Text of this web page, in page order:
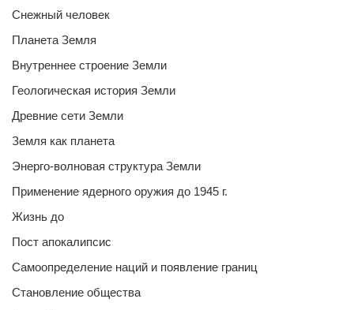
Снежный человек
Планета Земля
Внутреннее строение Земли
Геологическая история Земли
Древние сети Земли
Земля как планета
Энерго-волновая структура Земли
Применение ядерного оружия до 1945 г.
Жизнь до
Пост апокалипсис
Самоопределение наций и появление границ
Становление общества